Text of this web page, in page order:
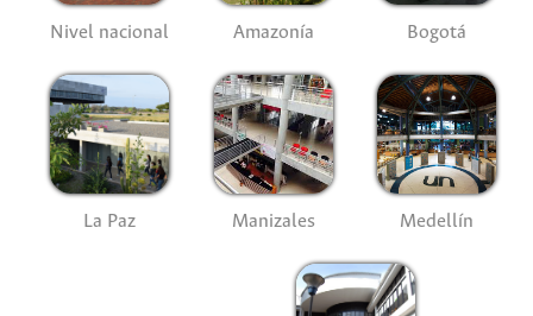
Nivel nacional Amazonía Bogotá
La Paz Manizales Medellín